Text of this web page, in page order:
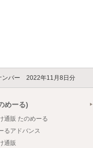
ンバー 2022年11月8日分
めーる)
通販 たのめーる
るアドバンス
通販